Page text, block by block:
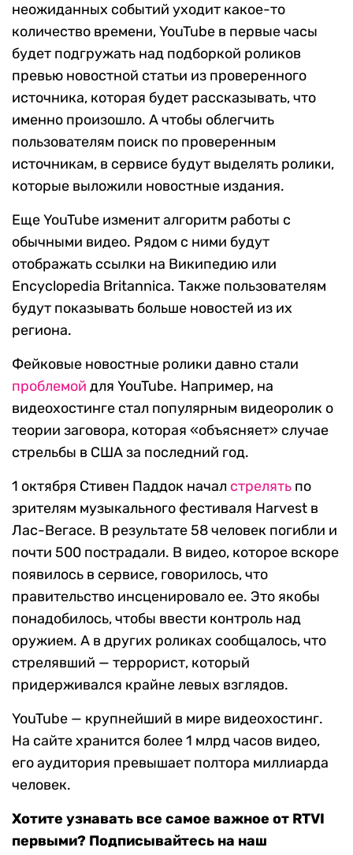
неожиданных событий уходит какое-то
количество времени, YouTube в первые часы
будет подгружать над подборкой роликов
превью новостной статьи из проверенного
источника, которая будет рассказывать, что
именно произошло. А чтобы облегчить
пользователям поиск по проверенным
источникам, в сервисе будут выделять ролики,
которые выложили новостные издания.
Еще YouTube изменит алгоритм работы с
обычными видео. Рядом с ними будут
отображать ссылки на Википедию или
Encyclopedia Britannica. Также пользователям
будут показывать больше новостей из их
региона.
Фейковые новостные ролики давно стали
проблемой для YouTube. Например, на
видеохостинге стал популярным видеоролик о
теории заговора, которая «объясняет» случае
стрельбы в США за последний год.
1 октября Стивен Паддок начал стрелять по
зрителям музыкального фестиваля Harvest в
Лас-Вегасе. В результате 58 человек погибли и
почти 500 пострадали. В видео, которое вскоре
появилось в сервисе, говорилось, что
правительство инсценировало ее. Это якобы
понадобилось, чтобы ввести контроль над
оружием. А в других роликах сообщалось, что
стрелявший — террорист, который
придерживался крайне левых взглядов.
YouTube — крупнейший в мире видеохостинг.
На сайте хранится более 1 млрд часов видео,
его аудитория превышает полтора миллиарда
человек.
Хотите узнавать все самое важное от RTVI
первыми? Подписывайтесь на наш